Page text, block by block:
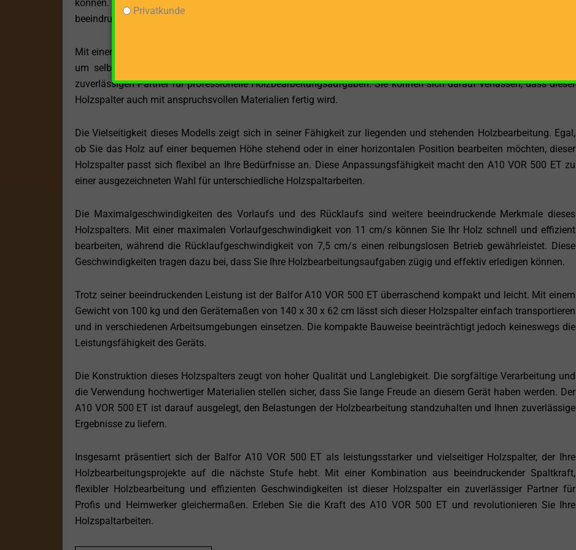
können. Egal, ob Sie Brennholz für den Kamin oder Holz für Bauprojekte spalten, dieser Holzspalter liefert
beeindruckende Ergebnisse.
Mit einer beeindruckenden Spaltkraft von 10 Tonnen bietet der Balfor A10 VOR 500 ET die Power, die Sie benötigen,
um selbst das härteste Holz mühelos zu spalten. Diese immense Spaltkraft macht den Holzspalter zu einem
zuverlässigen Partner für professionelle Holzbearbeitungsaufgaben. Sie können sich darauf verlassen, dass dieser
Holzspalter auch mit anspruchsvollen Materialien fertig wird.
Die Vielseitigkeit dieses Modells zeigt sich in seiner Fähigkeit zur liegenden und stehenden Holzbearbeitung. Egal,
ob Sie das Holz auf einer bequemen Höhe stehend oder in einer horizontalen Position bearbeiten möchten, dieser
Holzspalter passt sich flexibel an Ihre Bedürfnisse an. Diese Anpassungsfähigkeit macht den A10 VOR 500 ET zu
einer ausgezeichneten Wahl für unterschiedliche Holzspaltarbeiten.
Die Maximalgeschwindigkeiten des Vorlaufs und des Rücklaufs sind weitere beeindruckende Merkmale dieses
Holzspalters. Mit einer maximalen Vorlaufgeschwindigkeit von 11 cm/s können Sie Ihr Holz schnell und effizient
bearbeiten, während die Rücklaufgeschwindigkeit von 7,5 cm/s einen reibungslosen Betrieb gewährleistet. Diese
Geschwindigkeiten tragen dazu bei, dass Sie Ihre Holzbearbeitungsaufgaben zügig und effektiv erledigen können.
Trotz seiner beeindruckenden Leistung ist der Balfor A10 VOR 500 ET überraschend kompakt und leicht. Mit einem
Gewicht von 100 kg und den Gerätemaßen von 140 x 30 x 62 cm lässt sich dieser Holzspalter einfach transportieren
und in verschiedenen Arbeitsumgebungen einsetzen. Die kompakte Bauweise beeinträchtigt jedoch keineswegs die
Leistungsfähigkeit des Geräts.
Die Konstruktion dieses Holzspalters zeugt von hoher Qualität und Langlebigkeit. Die sorgfältige Verarbeitung und
die Verwendung hochwertiger Materialien stellen sicher, dass Sie lange Freude an diesem Gerät haben werden. Der
A10 VOR 500 ET ist darauf ausgelegt, den Belastungen der Holzbearbeitung standzuhalten und Ihnen zuverlässige
Ergebnisse zu liefern.
Insgesamt präsentiert sich der Balfor A10 VOR 500 ET als leistungsstarker und vielseitiger Holzspalter, der Ihre
Holzbearbeitungsprojekte auf die nächste Stufe hebt. Mit einer Kombination aus beeindruckender Spaltkraft,
flexibler Holzbearbeitung und effizienten Geschwindigkeiten ist dieser Holzspalter ein zuverlässiger Partner für
Profis und Heimwerker gleichermaßen. Erleben Sie die Kraft des A10 VOR 500 ET und revolutionieren Sie Ihre
Holzspaltarbeiten.
Privatkunde